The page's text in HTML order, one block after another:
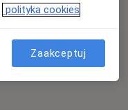
polityka cookies
Zaakceptuj